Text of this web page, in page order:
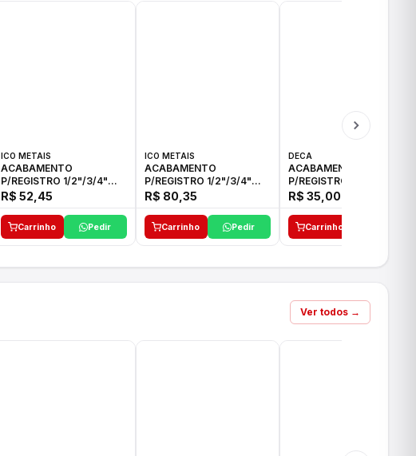
ICO METAIS
ACABAMENTO
P/REGISTRO 1/2"/3/4"
1416 C-50 ICO
R$ 52,45
Carrinho Pedir
ICO METAIS
ACABAMENTO
P/REGISTRO 1/2"/3/4"
ACB CS ALV E ICO
R$ 80,35
Carrinho Pedir
DECA
ACABAMENTO
P/REGISTRO 1/2"/3/4" C-
35 DECA
R$ 35,00
Carrinho
Ver todos →